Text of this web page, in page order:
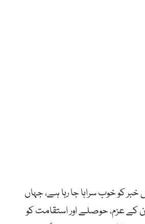
کو خوب سراہا جا رہا ہے، جہاں
خاتون کے عزم، حوصلے اور استقامت کو